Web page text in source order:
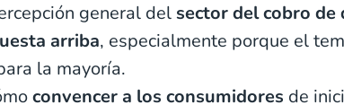
general delsector del cobro de
arriba, especialmente porque el
la mayoría.
convencer a los consumidores de